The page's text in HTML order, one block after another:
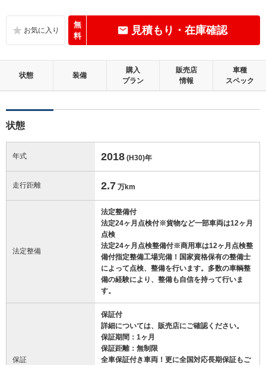
無
料
見積もり・在庫確認
状態 装備
購入
プラン
販売店
情報
車種
スペック
状態
年式 2018 (H30)年
走行距離 2.7 万km
法定整備
法定整備付
法定24ヶ月点検付※貨物など一部車両は12ヶ月
点検
法定24ヶ月点検整備付※商用車は12ヶ月点検整
備付指定整備工場完備！国家資格保有の整備士
によって点検、整備を行います。多数の車輌整
備の経験により、整備も自信を持って行いま
す。
保証
保証付
詳細については、販売店にご確認ください。
保証期間：1ヶ月
保証距離：無制限
全車保証付き車両！更に全国対応長期保証もご